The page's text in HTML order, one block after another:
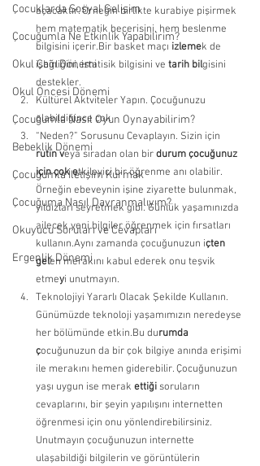
Çocuklarda Sosyal Gelişim
Çocuğumla Ne Etkinlik Yapabilirim?
Okul Çağı Dönemi
Okul Öncesi Dönemi
Çocuğumla Nasıl Oyun Oynayabilirim?
Bebeklik Dönemi
Çocuğumla İletişim Kurmak
Çocuğuma Nasıl Davranmalıyım?
Okuyucu Soruları ve Cevapları
Ergenlik Dönemi
açacaktır. Örneğin birlikte kurabiye pişirmek
hem matematik becerisini, hem beslenme
bilgisini içerir.Bir basket maçı izlemek de
işbirliğini, istatisik bilgisini ve tarih bilgisini
destekler.
Kültürel Aktviteler Yapın. Çocuğunuzu
olabildiğince çok
“Neden?” Sorusunu Cevaplayın. Sizin için
rutin veya sıradan olan bir durum çocuğunuz
için çok etkileyici bir öğrenme anı olabilir.
Örneğin ebeveynin işine ziyarette bulunmak,
yıldızları seyretmek gibi. Günlük yaşamınızda
ailecek yeni bilgiler öğrenmek için fırsatları
kullanın.Aynı zamanda çocuğunuzun içten
gelen merakını kabul ederek onu teşvik
etmeyi unutmayın.
Teknolojiyi Yararlı Olacak Şekilde Kullanın.
Günümüzde teknoloji yaşamımızın neredeyse
her bölümünde etkin.Bu durumda
çocuğunuzun da bir çok bilgiye anında erişimi
ile merakını hemen giderebilir. Çocuğunuzun
yaşı uygun ise merak ettiği soruların
cevaplarını, bir şeyin yapılışını internetten
öğrenmesi için onu yönlendirebilirsiniz.
Unutmayın çocuğunuzun internette
ulaşabildiği bilgilerin ve görüntülerin